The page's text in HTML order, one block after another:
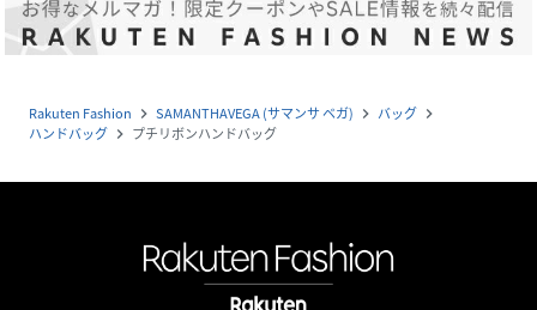
Rakuten Fashion navigate_next SAMANTHAVEGA (サマンサ ベガ) navigate_next バッグ navigate_next
ハンドバッグ navigate_next プチリボンハンドバッグ